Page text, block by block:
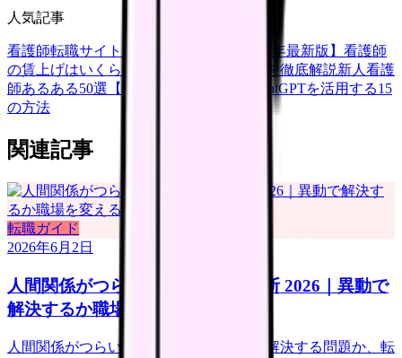
人気記事
看護師転職サイトランキングTOP5【2026年最新版】 看護師
の賃上げはいくら？2026年度の最新情報を徹底解説新人看護
師あるある50選【共感必至】
看護師がChatGPTを活用する15
の方法
関連記事
転職ガイド
2026年6月2日
人間関係がつらい看護師の転職判断 2026｜異動で
解決するか職場を変えるか
人間関係がつらい看護師向けに、異動で解決する問題か、転